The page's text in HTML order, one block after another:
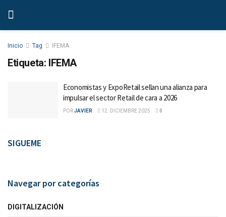
Inicio Tag IFEMA
Etiqueta: IFEMA
Economistas y ExpoRetail sellan una alianza para
impulsar el sector Retail de cara a 2026
PORJAVIER 12. DICIEMBRE 2025 0
SIGUEME
Navegar por categorías
DIGITALIZACIÓN